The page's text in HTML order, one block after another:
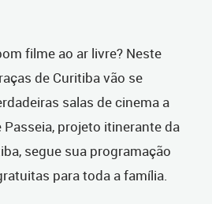
filme ao ar livre? Neste
de Curitiba vão se
salas de cinema a
Passeia, projeto itinerante da
segue sua programação
para toda a família.